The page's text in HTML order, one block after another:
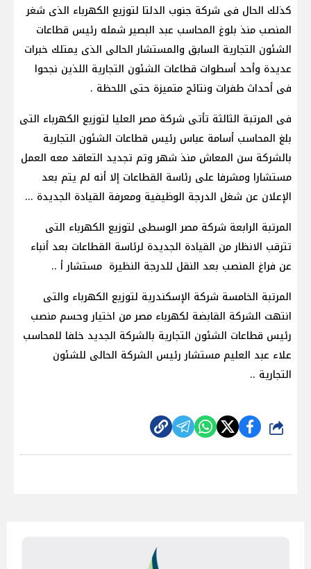
كذلك الحال فى شركة جنوب الدلتا لتوزيع الكهرباء الذى شغر
المنصب منذ بلوغ المحاسب عبد البصير شمله رئيس قطاعات
الشئون التجارية السابق والمستشار الحالى الذى يمتلك خبرات
عديدة وأحد أسطوات قطاعات الشئون التجارية اللذين نجحوا
فى أحداث طفرات ونتائج متميزة حتى اللحظة .
فى المرتبة الثالثة تأتى شركة مصر العليا لتوزيع الكهرباء التى
بلغ المحاسب أسامة عباس رئيس قطاعات الشئون التجارية
بالشركة سن المعاش منذ شهر وتم تجديد التعاقد معه العمل
مستشارا ومشرفا على رئاسة القطاعات إلا أنه لم يتم بعد
الإعلان عن شغل الدرجة الوظيفية ومعرفة القيادة الجديدة ...
المرتبة الرابعة شركة مصر الوسطى لتوزيع الكهرباء التى
تترقب الانظار من القيادة الجديدة لرئاسة القطاعات بعد أنباء
عن فراغ المنصب بعد النقل للدرجة النظيرة مستشار أ ..
المرتبة الخامسة شركة الإسكندرية لتوزيع الكهرباء والتى
انتهت الشركة القابضة لكهرباء مصر من اختيار وحسم منصب
رئيس قطاعات الشئون التجارية بالشركة الجديد خلفا للمحاسب
علاء عبد العليم مستشار رئيس الشركة الحالى للشئون
التجارية ..
شارك